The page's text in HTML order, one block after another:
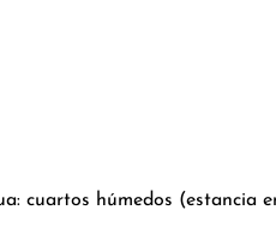
cuartos húmedos (estancia